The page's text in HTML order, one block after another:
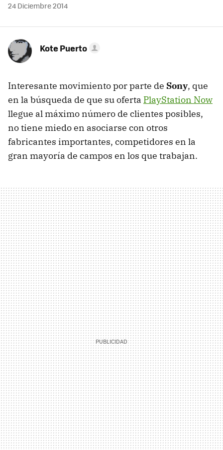
24 Diciembre 2014
Kote Puerto
Interesante movimiento por parte de Sony, que
en la búsqueda de que su oferta PlayStation Now
llegue al máximo número de clientes posibles,
no tiene miedo en asociarse con otros
fabricantes importantes, competidores en la
gran mayoría de campos en los que trabajan.